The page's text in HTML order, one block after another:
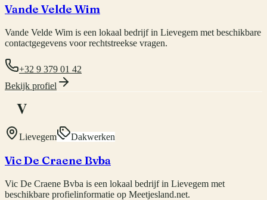
Vande Velde Wim
Vande Velde Wim is een lokaal bedrijf in Lievegem met beschikbare
contactgegevens voor rechtstreekse vragen.
+32 9 379 01 42
Bekijk profiel
V
Lievegem Dakwerken
Vic De Craene Bvba
Vic De Craene Bvba is een lokaal bedrijf in Lievegem met
beschikbare profielinformatie op Meetjesland.net.